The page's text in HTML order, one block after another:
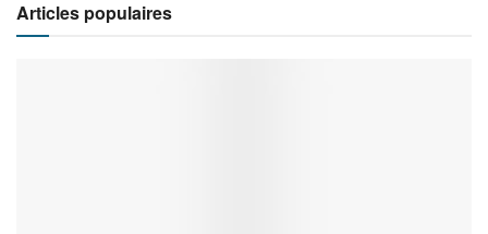
Articles populaires